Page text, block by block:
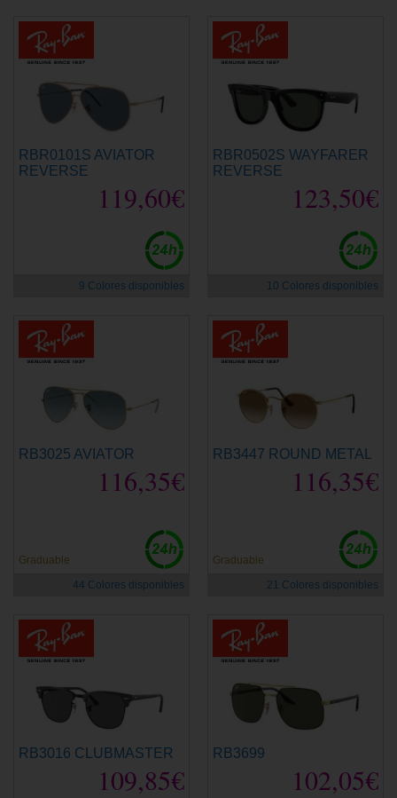
RBR0101S AVIATOR
REVERSE
119,60€
9 Colores disponibles
RBR0502S WAYFARER
REVERSE
123,50€
10 Colores disponibles
RB3025 AVIATOR
116,35€
Graduable
44 Colores disponibles
RB3447 ROUND METAL
116,35€
Graduable
21 Colores disponibles
RB3016 CLUBMASTER
109,85€
RB3699
102,05€